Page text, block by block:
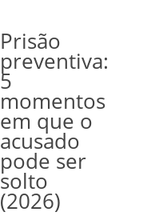
Prisão
preventiva:
5
momentos
em que o
acusado
pode ser
solto
(2026)